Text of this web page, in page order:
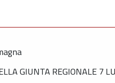
GIUNTA REGIONALE 7